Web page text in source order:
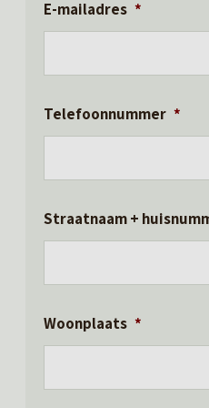
E-mailadres *
Telefoonnummer *
Straatnaam +
Woonplaats *